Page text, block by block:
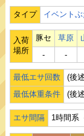
タイプ イベント
入荷
場所
豚セ 草原
‐
‐
最低エサ回数 (後
最低体重条件
(後
エサ間隔 1時間系